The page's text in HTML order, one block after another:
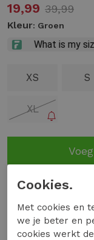
19,99 39,99
Kleur: Groen
XS S
XL
Uit 11697
Cookies.
Met cookies en
we je beter en
cookies werkt